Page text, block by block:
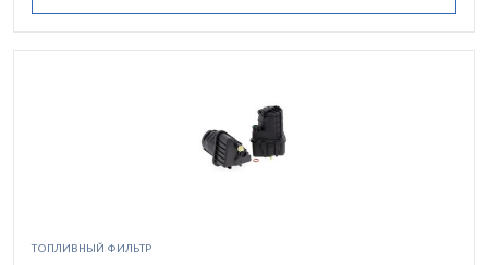
ТОПЛИВНЫЙ ФИЛЬТР